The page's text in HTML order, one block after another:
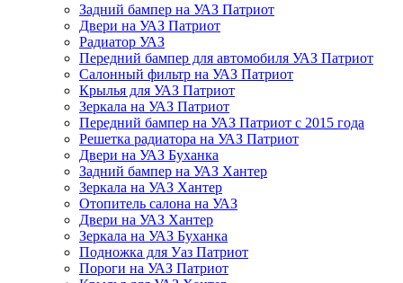
Задний бампер на УАЗ Патриот
Двери на УАЗ Патриот
Радиатор УАЗ
Передний бампер для автомобиля УАЗ Патриот
Салонный фильтр на УАЗ Патриот
Крылья для УАЗ Патриот
Зеркала на УАЗ Патриот
Передний бампер на УАЗ Патриот с 2015 года
Решетка радиатора на УАЗ Патриот
Двери на УАЗ Буханка
Задний бампер на УАЗ Хантер
Зеркала на УАЗ Хантер
Отопитель салона на УАЗ
Двери на УАЗ Хантер
Зеркала на УАЗ Буханка
Подножка для Уаз Патриот
Пороги на УАЗ Патриот